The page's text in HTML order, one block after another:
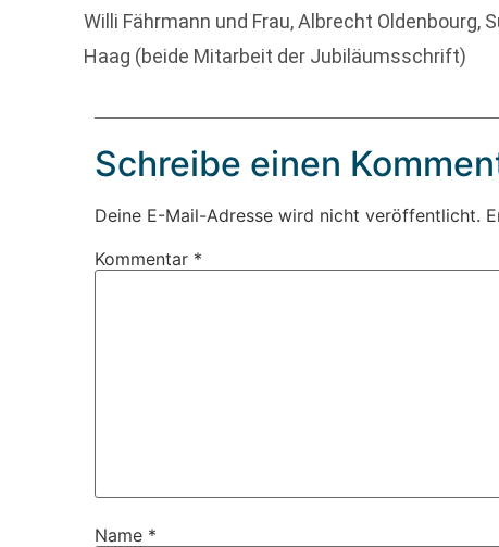
Willi Fährmann und Frau, Albrecht Oldenbourg,
Haag (beide Mitarbeit der Jubiläumsschrift)
Schreibe einen
Deine E-Mail-Adresse wird nicht veröffentlicht.
Kommentar *
Name *